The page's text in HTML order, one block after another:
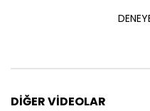
DIĞER VIDEOLAR